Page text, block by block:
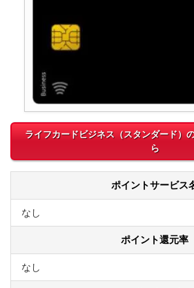
ライフカードビジネス（スタンダード）
ら
ポイントサービス
なし
ポイント還元率
なし